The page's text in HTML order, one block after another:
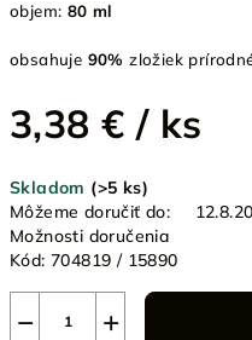
objem: 80 ml
obsahuje 90% zložiek
3,38 € / ks
cena:
Skladom (>5 ks)
Môžeme doručiť do:
Možnosti doručenia
Kód: 704819 / 15890
+
−